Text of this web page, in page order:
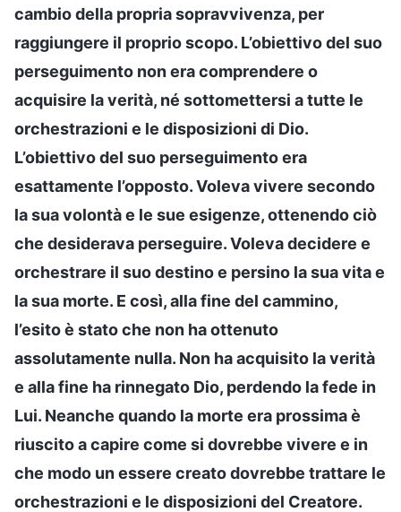
cambio della propria sopravvivenza, per
raggiungere il proprio scopo. L’obiettivo del suo
perseguimento non era comprendere o
acquisire la verità, né sottomettersi a tutte le
orchestrazioni e le disposizioni di Dio.
L’obiettivo del suo perseguimento era
esattamente l’opposto. Voleva vivere secondo
la sua volontà e le sue esigenze, ottenendo ciò
che desiderava perseguire. Voleva decidere e
orchestrare il suo destino e persino la sua vita e
la sua morte. E così, alla fine del cammino,
l’esito è stato che non ha ottenuto
assolutamente nulla. Non ha acquisito la verità
e alla fine ha rinnegato Dio, perdendo la fede in
Lui. Neanche quando la morte era prossima è
riuscito a capire come si dovrebbe vivere e in
che modo un essere creato dovrebbe trattare le
orchestrazioni e le disposizioni del Creatore.